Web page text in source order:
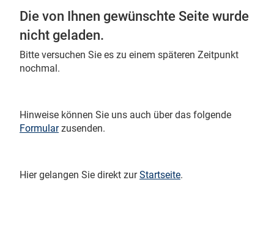
starten
Die von Ihnen gewünschte Seite wurde
nicht geladen.
Bitte versuchen Sie es zu einem späteren Zeitpunkt
nochmal.
Hinweise können Sie uns auch über das folgende
Formularzusenden.
Hier gelangen Sie direkt zurStartseite.